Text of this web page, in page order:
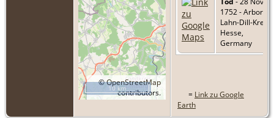
©OpenStreetMap
contributors.
10 km
1752 - Arborn,
Lahn-Dill-Kreis,
Hesse,
Germany
= Link zu Google
Earth